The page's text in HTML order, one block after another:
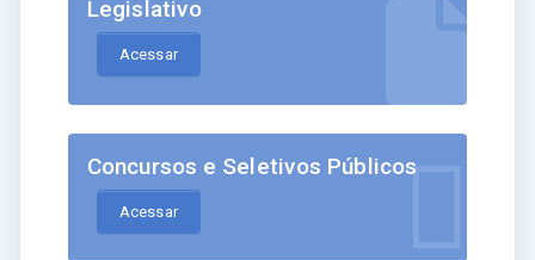
Legislativo
Acessar
Concursos e Seletivos Públicos
Acessar